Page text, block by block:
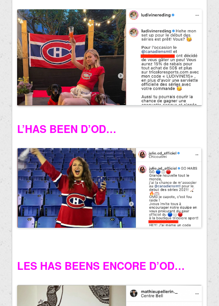
L’HAS BEEN D’OD…
LES HAS BEENS ENCORE D’OD…